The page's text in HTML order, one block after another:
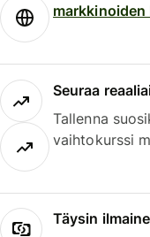
Seuraa
Tallenna
vaihtokurssi
Täysin